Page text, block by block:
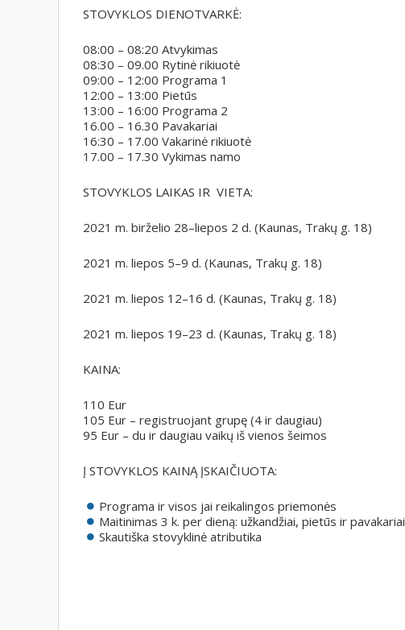
STOVYKLOS DIENOTVARKĖ:
08:00 – 08:20 Atvykimas
08:30 – 09.00 Rytinė rikiuotė
09:00 – 12:00 Programa 1
12:00 – 13:00 Pietūs
13:00 – 16:00 Programa 2
16.00 – 16.30 Pavakariai
16:30 – 17.00 Vakarinė rikiuotė
17.00 – 17.30 Vykimas namo
STOVYKLOS LAIKAS IR VIETA:
2021 m. birželio 28–liepos 2 d. (Kaunas, Trakų g. 18)
2021 m. liepos 5–9 d. (Kaunas, Trakų g. 18)
2021 m. liepos 12–16 d. (Kaunas, Trakų g. 18)
2021 m. liepos 19–23 d. (Kaunas, Trakų g. 18)
KAINA:
110 Eur
105 Eur – registruojant grupę (4 ir daugiau)
95 Eur – du ir daugiau vaikų iš vienos šeimos
Į STOVYKLOS KAINĄ ĮSKAIČIUOTA:
Programa ir visos jai reikalingos priemonės
Maitinimas 3 k. per dieną: užkandžiai, pietūs ir pavakariai
Skautiška stovyklinė atributika